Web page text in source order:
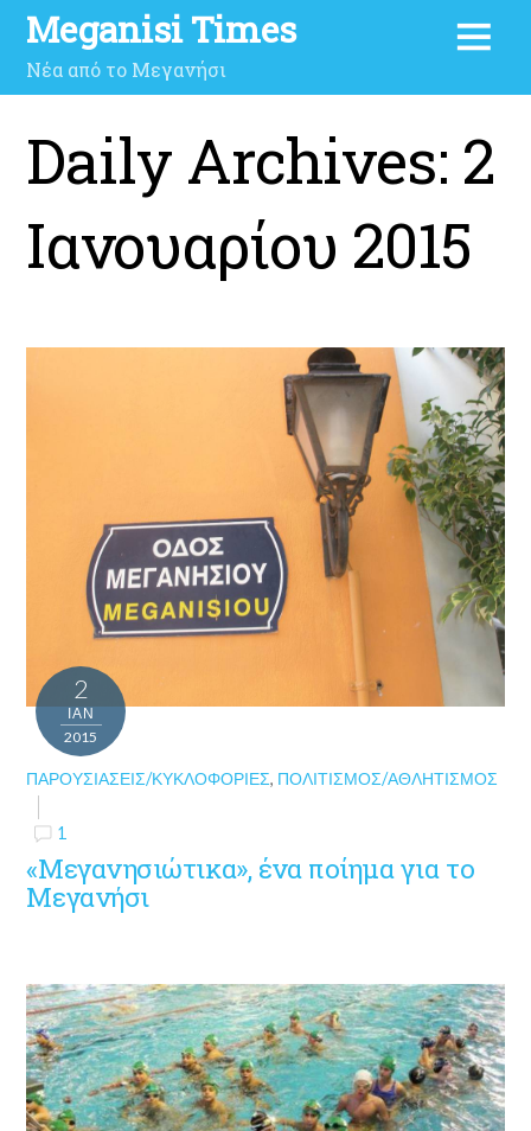
Meganisi Times
Νέα από το Μεγανήσι
Daily Archives: 2
Ιανουαρίου 2015
2
ΙΑΝ
2015
ΠΑΡΟΥΣΙΆΣΕΙΣ/ΚΥΚΛΟΦΟΡΊΕΣ, ΠΟΛΙΤΙΣΜΌΣ/ΑΘΛΗΤΙΣΜΌΣ
1
«Μεγανησιώτικα», ένα ποίημα για το
Μεγανήσι